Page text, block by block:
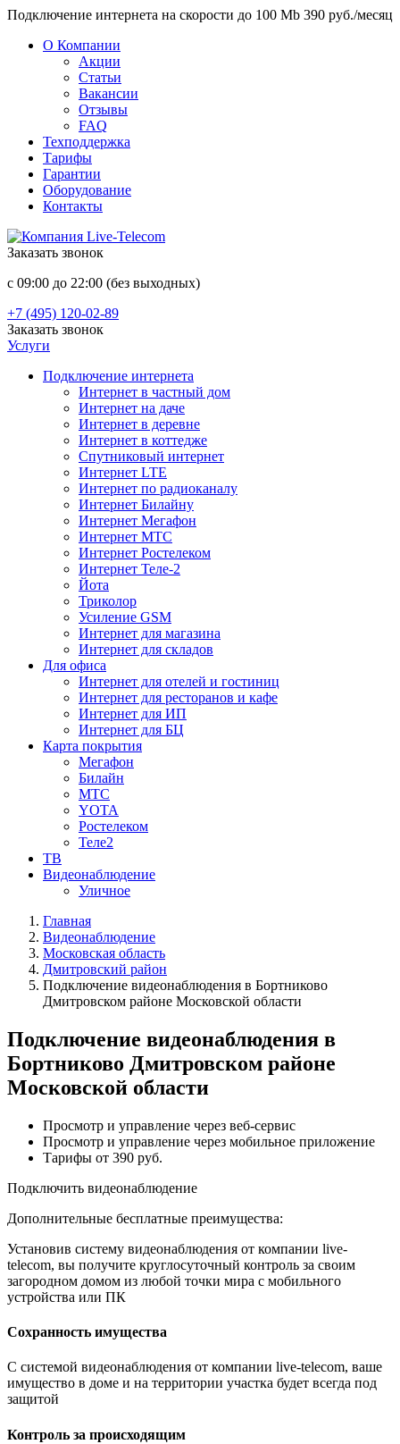
Подключение интернета на скорости до 100 Mb 390 руб./месяц
О Компании
Акции
Статьи
Вакансии
Отзывы
FAQ
Техподдержка
Тарифы
Гарантии
Оборудование
Контакты
Заказать звонок
с 09:00 до 22:00 (без выходных)
+7 (495) 120-02-89
Заказать звонок
Услуги
Подключение интернета
Интернет в частный дом
Интернет на даче
Интернет в деревне
Интернет в коттедже
Спутниковый интернет
Интернет LTE
Интернет по радиоканалу
Интернет Билайну
Интернет Мегафон
Интернет МТС
Интернет Ростелеком
Интернет Теле-2
Йота
Триколор
Усиление GSM
Интернет для магазина
Интернет для складов
Для офиса
Интернет для отелей и гостиниц
Интернет для ресторанов и кафе
Интернет для ИП
Интернет для БЦ
Карта покрытия
Мегафон
Билайн
МТС
YOTA
Ростелеком
Теле2
ТВ
Видеонаблюдение
Уличное
Главная
Видеонаблюдение
Московская область
Дмитровский район
Подключение видеонаблюдения в Бортниково
Дмитровском районе Московской области
Подключение видеонаблюдения в
Бортниково Дмитровском районе
Московской области
Просмотр и управление через веб-сервис
Просмотр и управление через мобильное приложение
Тарифы от 390 руб.
Подключить видеонаблюдение
Дополнительные бесплатные преимущества:
Установив систему видеонаблюдения от компании live-
telecom, вы получите круглосуточный контроль за своим
загородном домом из любой точки мира с мобильного
устройства или ПК
Сохранность имущества
С системой видеонаблюдения от компании live-telecom, ваше
имущество в доме и на территории участка будет всегда под
защитой
Контроль за происходящим